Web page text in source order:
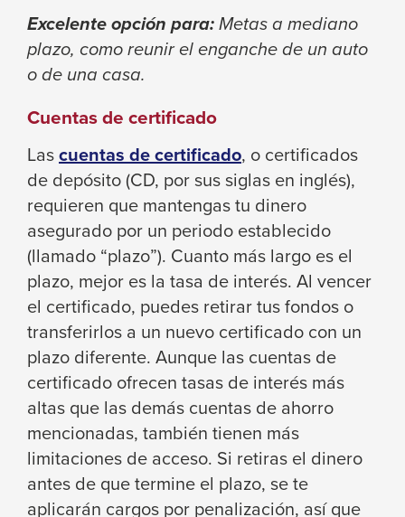
Excelente opción para:Metas a mediano
plazo, como reunir el enganche de un auto
o de una casa.
Cuentas de certificado
Lascuentas de certificado, o certificados
de depósito (CD, por sus siglas en inglés),
requieren que mantengas tu dinero
asegurado por un periodo establecido
(llamado “plazo”). Cuanto más largo es el
plazo, mejor es la tasa de interés. Al vencer
el certificado, puedes retirar tus fondos o
transferirlos a un nuevo certificado con un
plazo diferente. Aunque las cuentas de
certificado ofrecen tasas de interés más
altas que las demás cuentas de ahorro
mencionadas, también tienen más
limitaciones de acceso. Si retiras el dinero
antes de que termine el plazo, se te
aplicarán cargos por penalización, así que